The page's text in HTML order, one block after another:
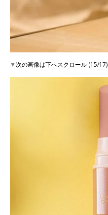
▼次の画像は下へスクロール (15/17)